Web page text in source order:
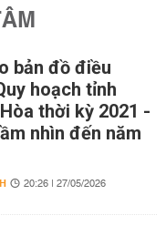
bản đồ điều
hoạch tỉnh
thời kỳ 2021 -
nhìn đến năm
20:26 | 27/05/2026